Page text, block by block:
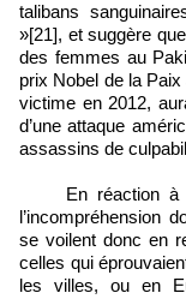
talibans
»[21], et suggère
des femmes au
prix Nobel de la
victime en 2012,
d’une attaque
assassins de
En réaction à
l’incompréhension
se voilent donc en
celles qui
les villes, ou en